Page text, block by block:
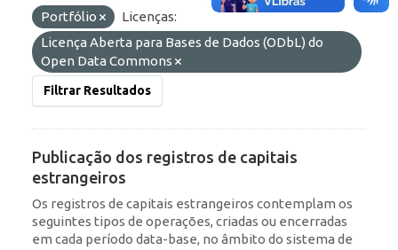
Portfólio
Licenças:
Licença Aberta para Bases de Dados (ODbL) do
Open Data Commons
Filtrar Resultados
Publicação dos registros de capitais
estrangeiros
Os registros de capitais estrangeiros contemplam os
seguintes tipos de operações, criadas ou encerradas
em cada período data-base, no âmbito do sistema de